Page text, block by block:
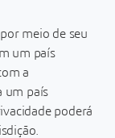
meio de seu
um país
a
um país
poderá